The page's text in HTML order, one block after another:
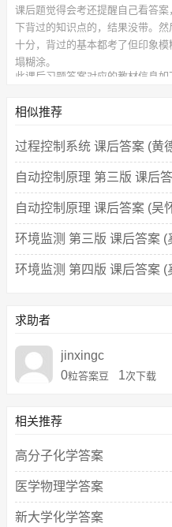
课后题觉得会考还提醒自己看答
下背过的知识点的，结果没带。
十分，背过的基本都考了但印象
塌糊涂。
此课后习题答案对应的教材信息如
作者：姚运先 王怀宇
相似推荐
过程控制系统 课后答案 (黄
自动控制原理 第三版 课后
自动控制原理 课后答案 (吴
环境监测 第三版 课后答案
环境监测 第四版 课后答案 (
求助者
jinxingc
0粒答案豆 1次下载
相关推荐
高分子化学答案
医学物理学答案
新大学化学答案